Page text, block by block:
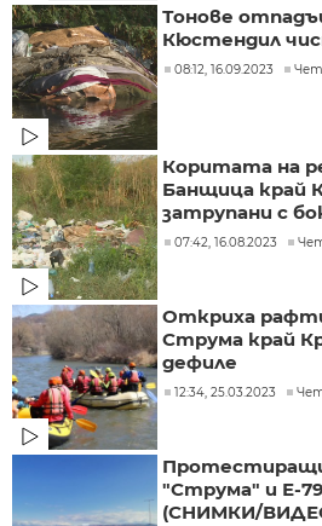
Тонове
Кюстендил
08:12, 16.09.2023
Коритата на
Банщица край
затрупани с
07:42, 16.08.2023
Откриха
Струма край
дефиле
12:34, 25.03.2023
"Струма" и Е-
(СНИМКИ/